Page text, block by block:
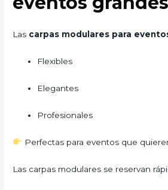
Las carpas modulares para
Flexibles
Elegantes
Profesionales
Perfectas para eventos que
Las carpas modulares se reservan